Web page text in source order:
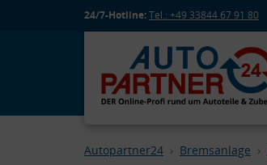
24/7-Hotline:Tel.: +49 33844 67 91 80
Autopartner24 Bremsanlage